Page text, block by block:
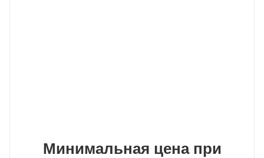
Минимальная цена при